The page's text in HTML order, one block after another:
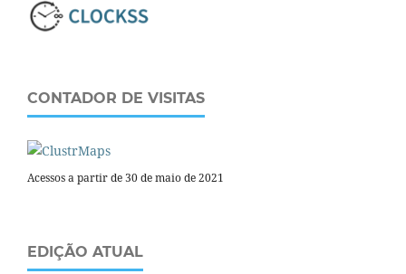
CONTADOR DE VISITAS
Acessos a partir de 30 de maio de 2021
EDIÇÃO ATUAL